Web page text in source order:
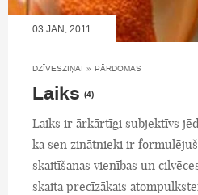
03.JAN, 2011
DZĪVESZIŅAI » PĀRDOMAS
Laiks (4)
Laiks ir ārkārtīgi subjektīvs
ka sen zinātnieki ir
skaitīšanas vienības un
skaita precīzākais